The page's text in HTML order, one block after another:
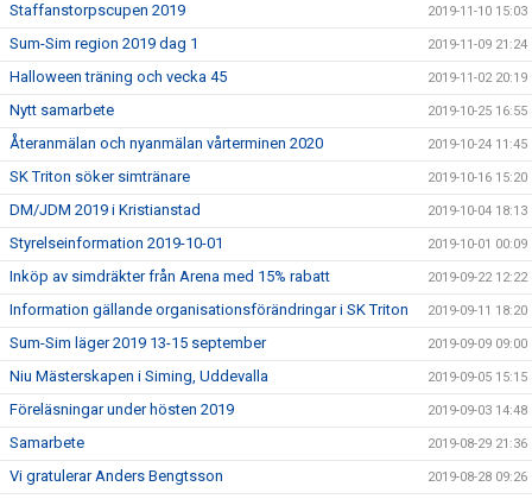
Staffanstorpscupen 2019 2019-11-10 15:03
Sum-Sim region 2019 dag 1 2019-11-09 21:24
Halloween träning och vecka 45 2019-11-02 20:19
Nytt samarbete 2019-10-25 16:55
Återanmälan och nyanmälan vårterminen 2020 2019-10-24 11:45
SK Triton söker simtränare 2019-10-16 15:20
DM/JDM 2019 i Kristianstad 2019-10-04 18:13
Styrelseinformation 2019-10-01 2019-10-01 00:09
Inköp av simdräkter från Arena med 15% rabatt 2019-09-22 12:22
Information gällande organisationsförändringar i SK Triton 2019-09-11 18:20
Sum-Sim läger 2019 13-15 september 2019-09-09 09:00
Niu Mästerskapen i Siming, Uddevalla 2019-09-05 15:15
Föreläsningar under hösten 2019 2019-09-03 14:48
Samarbete 2019-08-29 21:36
Vi gratulerar Anders Bengtsson 2019-08-28 09:26